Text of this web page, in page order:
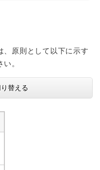
、原則として以下に示す
。
替える